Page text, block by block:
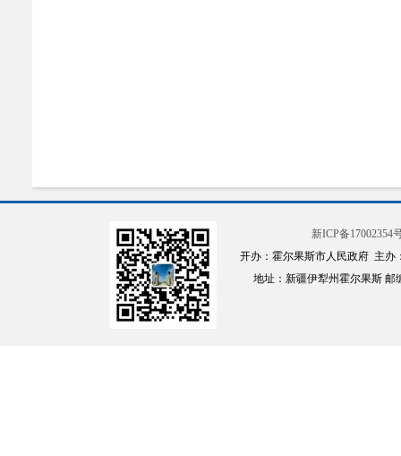
新ICP备17002354
开办：霍尔果斯市人民政府 主办
地址：新疆伊犁州霍尔果斯